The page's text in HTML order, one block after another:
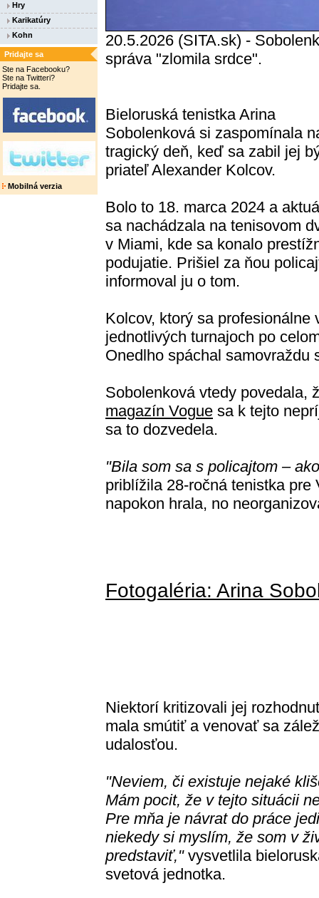
Hry
Karikatúry
Kohn
Pridajte sa
Ste na Facebooku?
Ste na Twitteri?
Pridajte sa.
Mobilná verzia
20.5.2026 (SITA.sk) -
správa "zlomila srdce".
Bieloruská tenistka Arina
Sobolenková si zaspomínala
tragický deň, keď sa zabil jej
priateľ Alexander Kolcov.
Bolo to 18. marca 2024 a
sa nachádzala na tenisovom
v Miami, kde sa konalo
podujatie. Prišiel za ňou
informoval ju o tom.
Kolcov, ktorý sa
jednotlivých turnajoch po
Onedlho spáchal samovraždu
Sobolenková vtedy povedala,
magazín Vogue sa k tejto
sa to dozvedela.
"Bila som sa s policajtom –
priblížila 28-ročná tenistka pre
napokon hrala, no
Fotogaléria: Arina
Niektorí kritizovali jej
mala smútiť a venovať sa
udalosťou.
"Neviem, či existuje nejaké
Mám pocit, že v tejto situácii
Pre mňa je návrat do práce
niekedy si myslím, že som v
predstaviť,"vysvetlila
svetová jednotka.